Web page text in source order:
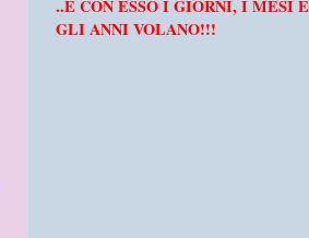
..E CON ESSO I GIORNI, I MESI E
GLI ANNI VOLANO!!!